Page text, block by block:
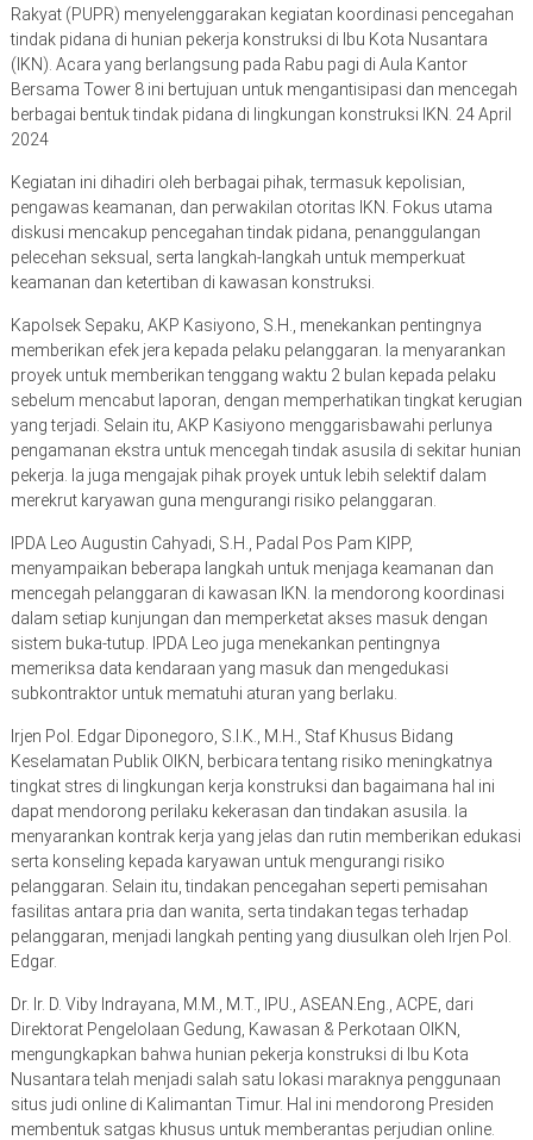
Rakyat (PUPR) menyelenggarakan kegiatan koordinasi pencegahan
tindak pidana di hunian pekerja konstruksi di Ibu Kota Nusantara
(IKN). Acara yang berlangsung pada Rabu pagi di Aula Kantor
Bersama Tower 8 ini bertujuan untuk mengantisipasi dan mencegah
berbagai bentuk tindak pidana di lingkungan konstruksi IKN. 24 April
2024
Kegiatan ini dihadiri oleh berbagai pihak, termasuk kepolisian,
pengawas keamanan, dan perwakilan otoritas IKN. Fokus utama
diskusi mencakup pencegahan tindak pidana, penanggulangan
pelecehan seksual, serta langkah-langkah untuk memperkuat
keamanan dan ketertiban di kawasan konstruksi.
Kapolsek Sepaku, AKP Kasiyono, S.H., menekankan pentingnya
memberikan efek jera kepada pelaku pelanggaran. Ia menyarankan
proyek untuk memberikan tenggang waktu 2 bulan kepada pelaku
sebelum mencabut laporan, dengan memperhatikan tingkat kerugian
yang terjadi. Selain itu, AKP Kasiyono menggarisbawahi perlunya
pengamanan ekstra untuk mencegah tindak asusila di sekitar hunian
pekerja. Ia juga mengajak pihak proyek untuk lebih selektif dalam
merekrut karyawan guna mengurangi risiko pelanggaran.
IPDA Leo Augustin Cahyadi, S.H., Padal Pos Pam KIPP,
menyampaikan beberapa langkah untuk menjaga keamanan dan
mencegah pelanggaran di kawasan IKN. Ia mendorong koordinasi
dalam setiap kunjungan dan memperketat akses masuk dengan
sistem buka-tutup. IPDA Leo juga menekankan pentingnya
memeriksa data kendaraan yang masuk dan mengedukasi
subkontraktor untuk mematuhi aturan yang berlaku.
Irjen Pol. Edgar Diponegoro, S.I.K., M.H., Staf Khusus Bidang
Keselamatan Publik OIKN, berbicara tentang risiko meningkatnya
tingkat stres di lingkungan kerja konstruksi dan bagaimana hal ini
dapat mendorong perilaku kekerasan dan tindakan asusila. Ia
menyarankan kontrak kerja yang jelas dan rutin memberikan edukasi
serta konseling kepada karyawan untuk mengurangi risiko
pelanggaran. Selain itu, tindakan pencegahan seperti pemisahan
fasilitas antara pria dan wanita, serta tindakan tegas terhadap
pelanggaran, menjadi langkah penting yang diusulkan oleh Irjen Pol.
Edgar.
Dr. Ir. D. Viby Indrayana, M.M., M.T., IPU., ASEAN.Eng., ACPE, dari
Direktorat Pengelolaan Gedung, Kawasan & Perkotaan OIKN,
mengungkapkan bahwa hunian pekerja konstruksi di Ibu Kota
Nusantara telah menjadi salah satu lokasi maraknya penggunaan
situs judi online di Kalimantan Timur. Hal ini mendorong Presiden
membentuk satgas khusus untuk memberantas perjudian online.